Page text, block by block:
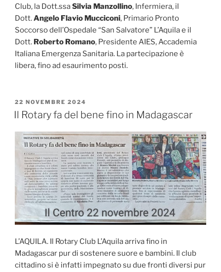
Club, la Dott.ssaSilvia Manzollino, Infermiera, il
Dott.Angelo Flavio Mucciconi, Primario Pronto
Soccorso dell’Ospedale “San Salvatore” L’Aquila e il
Dott. Roberto Romano, Presidente AIES, Accademia
Italiana Emergenza Sanitaria. La partecipazione è
libera, fino ad esaurimento posti.
PUBBLICATO
IL
22 NOVEMBRE 2024
Il Rotary fa del bene fino in Madagascar
L’AQUILA. Il Rotary Club L’Aquila arriva fino in
Madagascar pur di sostenere suore e bambini. Il club
cittadino si è infatti impegnato su due fronti diversi pur